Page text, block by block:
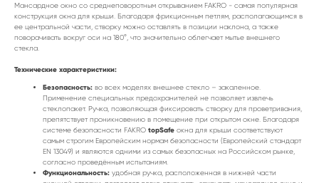
Мансардное окно со среднеповоротным открыванием FAKRO - самая популярная
конструкция окна для крыши. Благодаря фрикционным петлям, располагающимся в
ее центральной части, створку можно оставлять в позиции наклона, а также
поворачивать вокруг оси на 180°, что значительно облегчает мытье внешнего
стекла.
Технические характеристики:
Безопасность: во всех моделях внешнее стекло – закаленное.
Применение специальных предохранителей не позволяет извлечь
стеклопакет. Ручка, позволяющая фиксировать створку для проветривания,
препятствует проникновению в помещение при открытом окне. Благодаря
системе безопасности FAKRO topSafe окна для крыши соответствуют
самым строгим Европейским нормам безопасности (Европейский стандарт
EN 13049) и являются одними из самых безопасных на Российском рынке,
согласно проведённым испытаниям.
Функциональность: удобная ручка, расположенная в нижней части